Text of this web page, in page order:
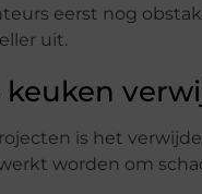
eerst nog
uit.
keuken
is het
worden om